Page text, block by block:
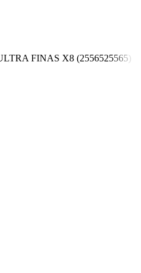
FINAS X8 (2556525565)